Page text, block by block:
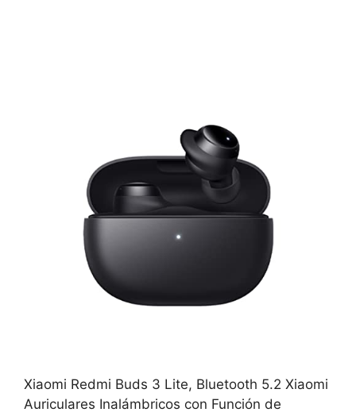
Xiaomi Redmi Buds 3 Lite, Bluetooth 5.2 Xiaomi
Auriculares Inalámbricos con Función de